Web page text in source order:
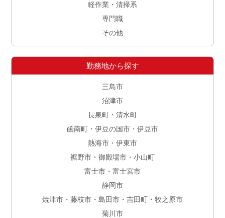
軽作業・清掃系
専門職
その他
勤務地から探す
三島市
沼津市
長泉町・清水町
函南町・伊豆の国市・伊豆市
熱海市・伊東市
裾野市・御殿場市・小山町
富士市・富士宮市
静岡市
焼津市・藤枝市・島田市・吉田町・牧之原市
菊川市